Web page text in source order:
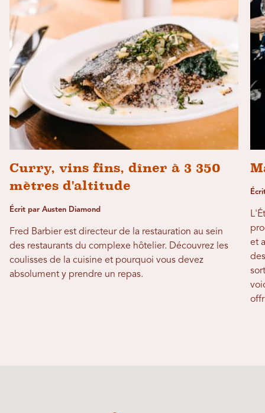
Curry, vins fins, dîner à 3 350
mètres d'altitude
Écrit par Austen Diamond
Fred Barbier est directeur de la restauration au sein
des restaurants du complexe hôtelier. Découvrez les
coulisses de la cuisine et pourquoi vous devez
absolument y prendre un repas.
et